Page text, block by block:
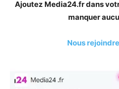
Ajoutez Media24.fr dans
manquer
Nous